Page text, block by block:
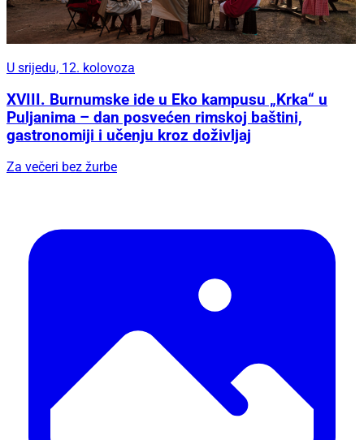
U srijedu, 12. kolovoza
XVIII. Burnumske ide u Eko kampusu „Krka“ u
Puljanima – dan posvećen rimskoj baštini,
gastronomiji i učenju kroz doživljaj
Za večeri bez žurbe